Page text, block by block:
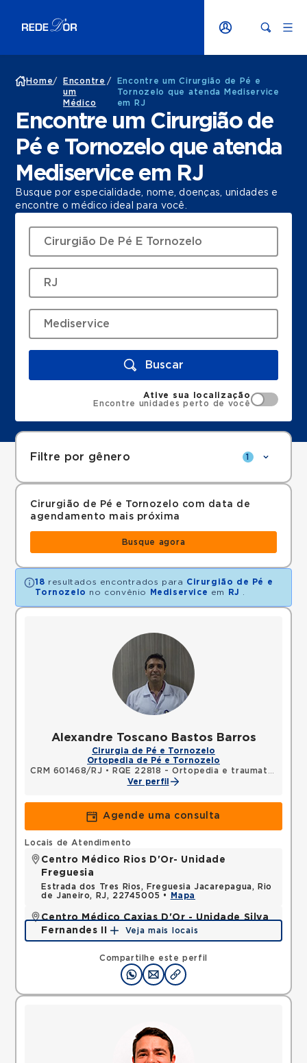
Home/
Encontre
um
Médico
/
Encontre um Cirurgião de Pé e
Tornozelo que atenda Mediservice
em RJ
Encontre um Cirurgião de
Pé e Tornozelo que atenda
Mediservice em RJ
Busque por especialidade, nome, doenças, unidades e
encontre o médico ideal para você.
Buscar
Ative sua localização
Encontre unidades perto de você
Filtre por gênero 1
Cirurgião de Pé e Tornozelo com data de
agendamento mais próxima
Busque agora
18 resultados encontrados para Cirurgião de Pé e
Tornozelo no convênio Mediservice em RJ
Alexandre Toscano Bastos Barros
Cirurgia de Pé e Tornozelo
Ortopedia de Pé e Tornozelo
CRM 601468/RJ •
RQE 22818 - Ortopedia e traumatologia
Ver perfil
Agende uma consulta
Compartilhe este perfil
Locais de Atendimento
Centro Médico Rios D'Or- Unidade
Freguesia
Estrada dos Tres Rios, Freguesia Jacarepagua, Rio
de Janeiro, RJ, 22745005 •
Mapa
Centro Médico Caxias D'Or - Unidade Silva
Fernandes II
Rua Silva Fernandes, Parque Duque, Duque de
Caxias, RJ, 25085015 •
Mapa
Veja mais locais